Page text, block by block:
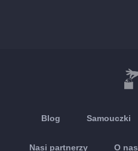
Blog Samouczki
Nasi partnerzy O nas